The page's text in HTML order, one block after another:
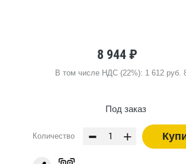
8 944 ₽
В том числе НДС (22%): 1 612 руб.
Под заказ
Количество - +